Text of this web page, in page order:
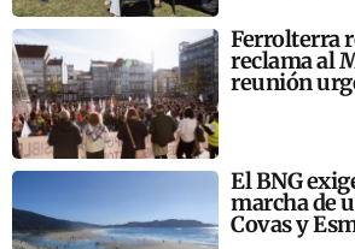
Ferrolterra
reclama al
reunión
El BNG
marcha de
Covas y